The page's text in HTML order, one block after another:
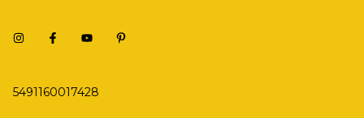
5491160017428